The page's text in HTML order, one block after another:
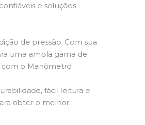
e soluções
de pressão. Com sua
uma ampla gama de
com o Manômetro
fácil leitura e
obter o melhor